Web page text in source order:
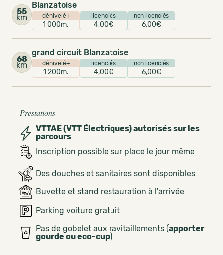
55
km
Blanzatoise
dénivelé+
1 000m.
licenciés
4,00€
non licenciés
6,00€
68
km
grand circuit Blanzatoise
dénivelé+
1 200m.
licenciés
4,00€
non licenciés
6,00€
Prestations
VTTAE (VTT Électriques) autorisés sur les
parcours
Inscription possible sur place le jour même
Des douches et sanitaires sont disponibles
Buvette et stand restauration à l'arrivée
Parking voiture gratuit
Pas de gobelet aux ravitaillements (apporter
gourde ou eco-cup)